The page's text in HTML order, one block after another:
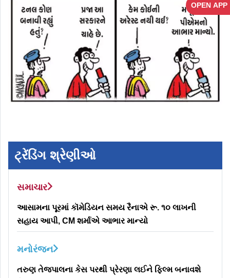
OPEN APP
ટ્રેંડિંગ શ્રેણીઓ
સમાચાર
આસામના પૂરમાં કૉમેડિયન સમય રૈનાએ રૂ. ૧૦ લાખની
સહાય આપી, CM શર્માએ આભાર માન્યો
મનોરંજન
તરુણ તેજપાલના કેસ પરથી પ્રેરણા લઈને ફિલ્મ બનાવશે